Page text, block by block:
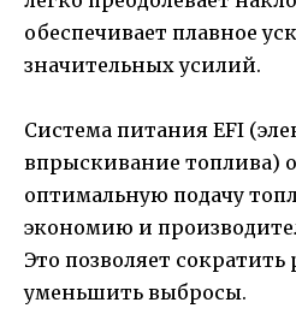
обеспечивает плавное
значительных усилий.
Система питания EFI
впрыскивание топлива)
оптимальную подачу
экономию и
Это позволяет сократить
уменьшить выбросы.